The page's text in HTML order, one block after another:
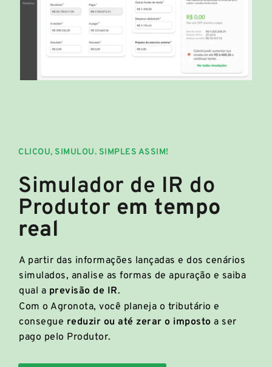
CLICOU, SIMULOU. SIMPLES ASSIM!
Simulador de IR do
Produtor em tempo
real
A partir das informações lançadas e dos cenários
simulados, analise as formas de apuração e saiba
qual a previsão de IR.
Com o Agronota, você planeja o tributário e
consegue reduzir ou até zerar o imposto a ser
pago pelo Produtor.